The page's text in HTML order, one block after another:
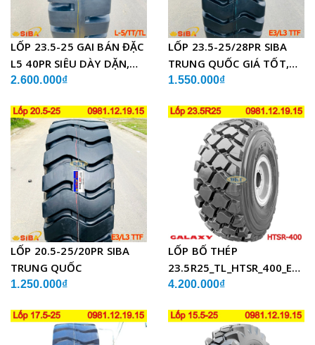
LỐP 23.5-25 GAI BÁN ĐẶC
L5 40PR SIÊU DÀY DẶN,
CHẤT LƯỢNG
2.600.000₫
LỐP 23.5-25/28PR SIBA
TRUNG QUỐC GIÁ TỐT,
SIÊU BỀN
1.550.000₫
LỐP 20.5-25/20PR SIBA
TRUNG QUỐC
1.250.000₫
LỐP BỐ THÉP
23.5R25_TL_HTSR_400_E4/
ẤN ĐỘ
4.200.000₫